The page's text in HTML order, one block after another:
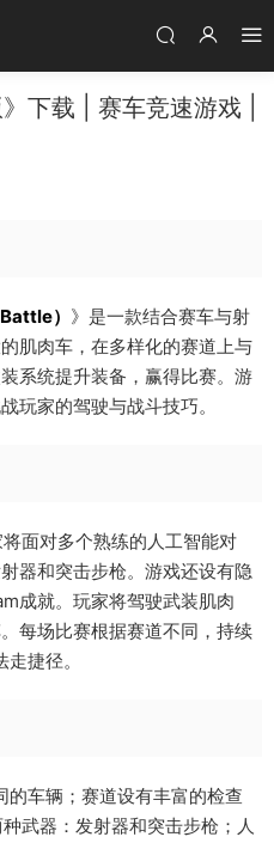
下载 | 赛车竞速游戏 |
） 》是一款结合赛车与射
肌肉车，在多样化的赛道上与
系统提升装备，赢得比赛。游
玩家的驾驶与战斗技巧。
面对多个熟练的人工智能对
器和突击步枪。游戏还设有隐
成就。玩家将驾驶武装肌肉
每场比赛根据赛道不同，持续
捷径。
的车辆；赛道设有丰富的检查
武器：发射器和突击步枪；人